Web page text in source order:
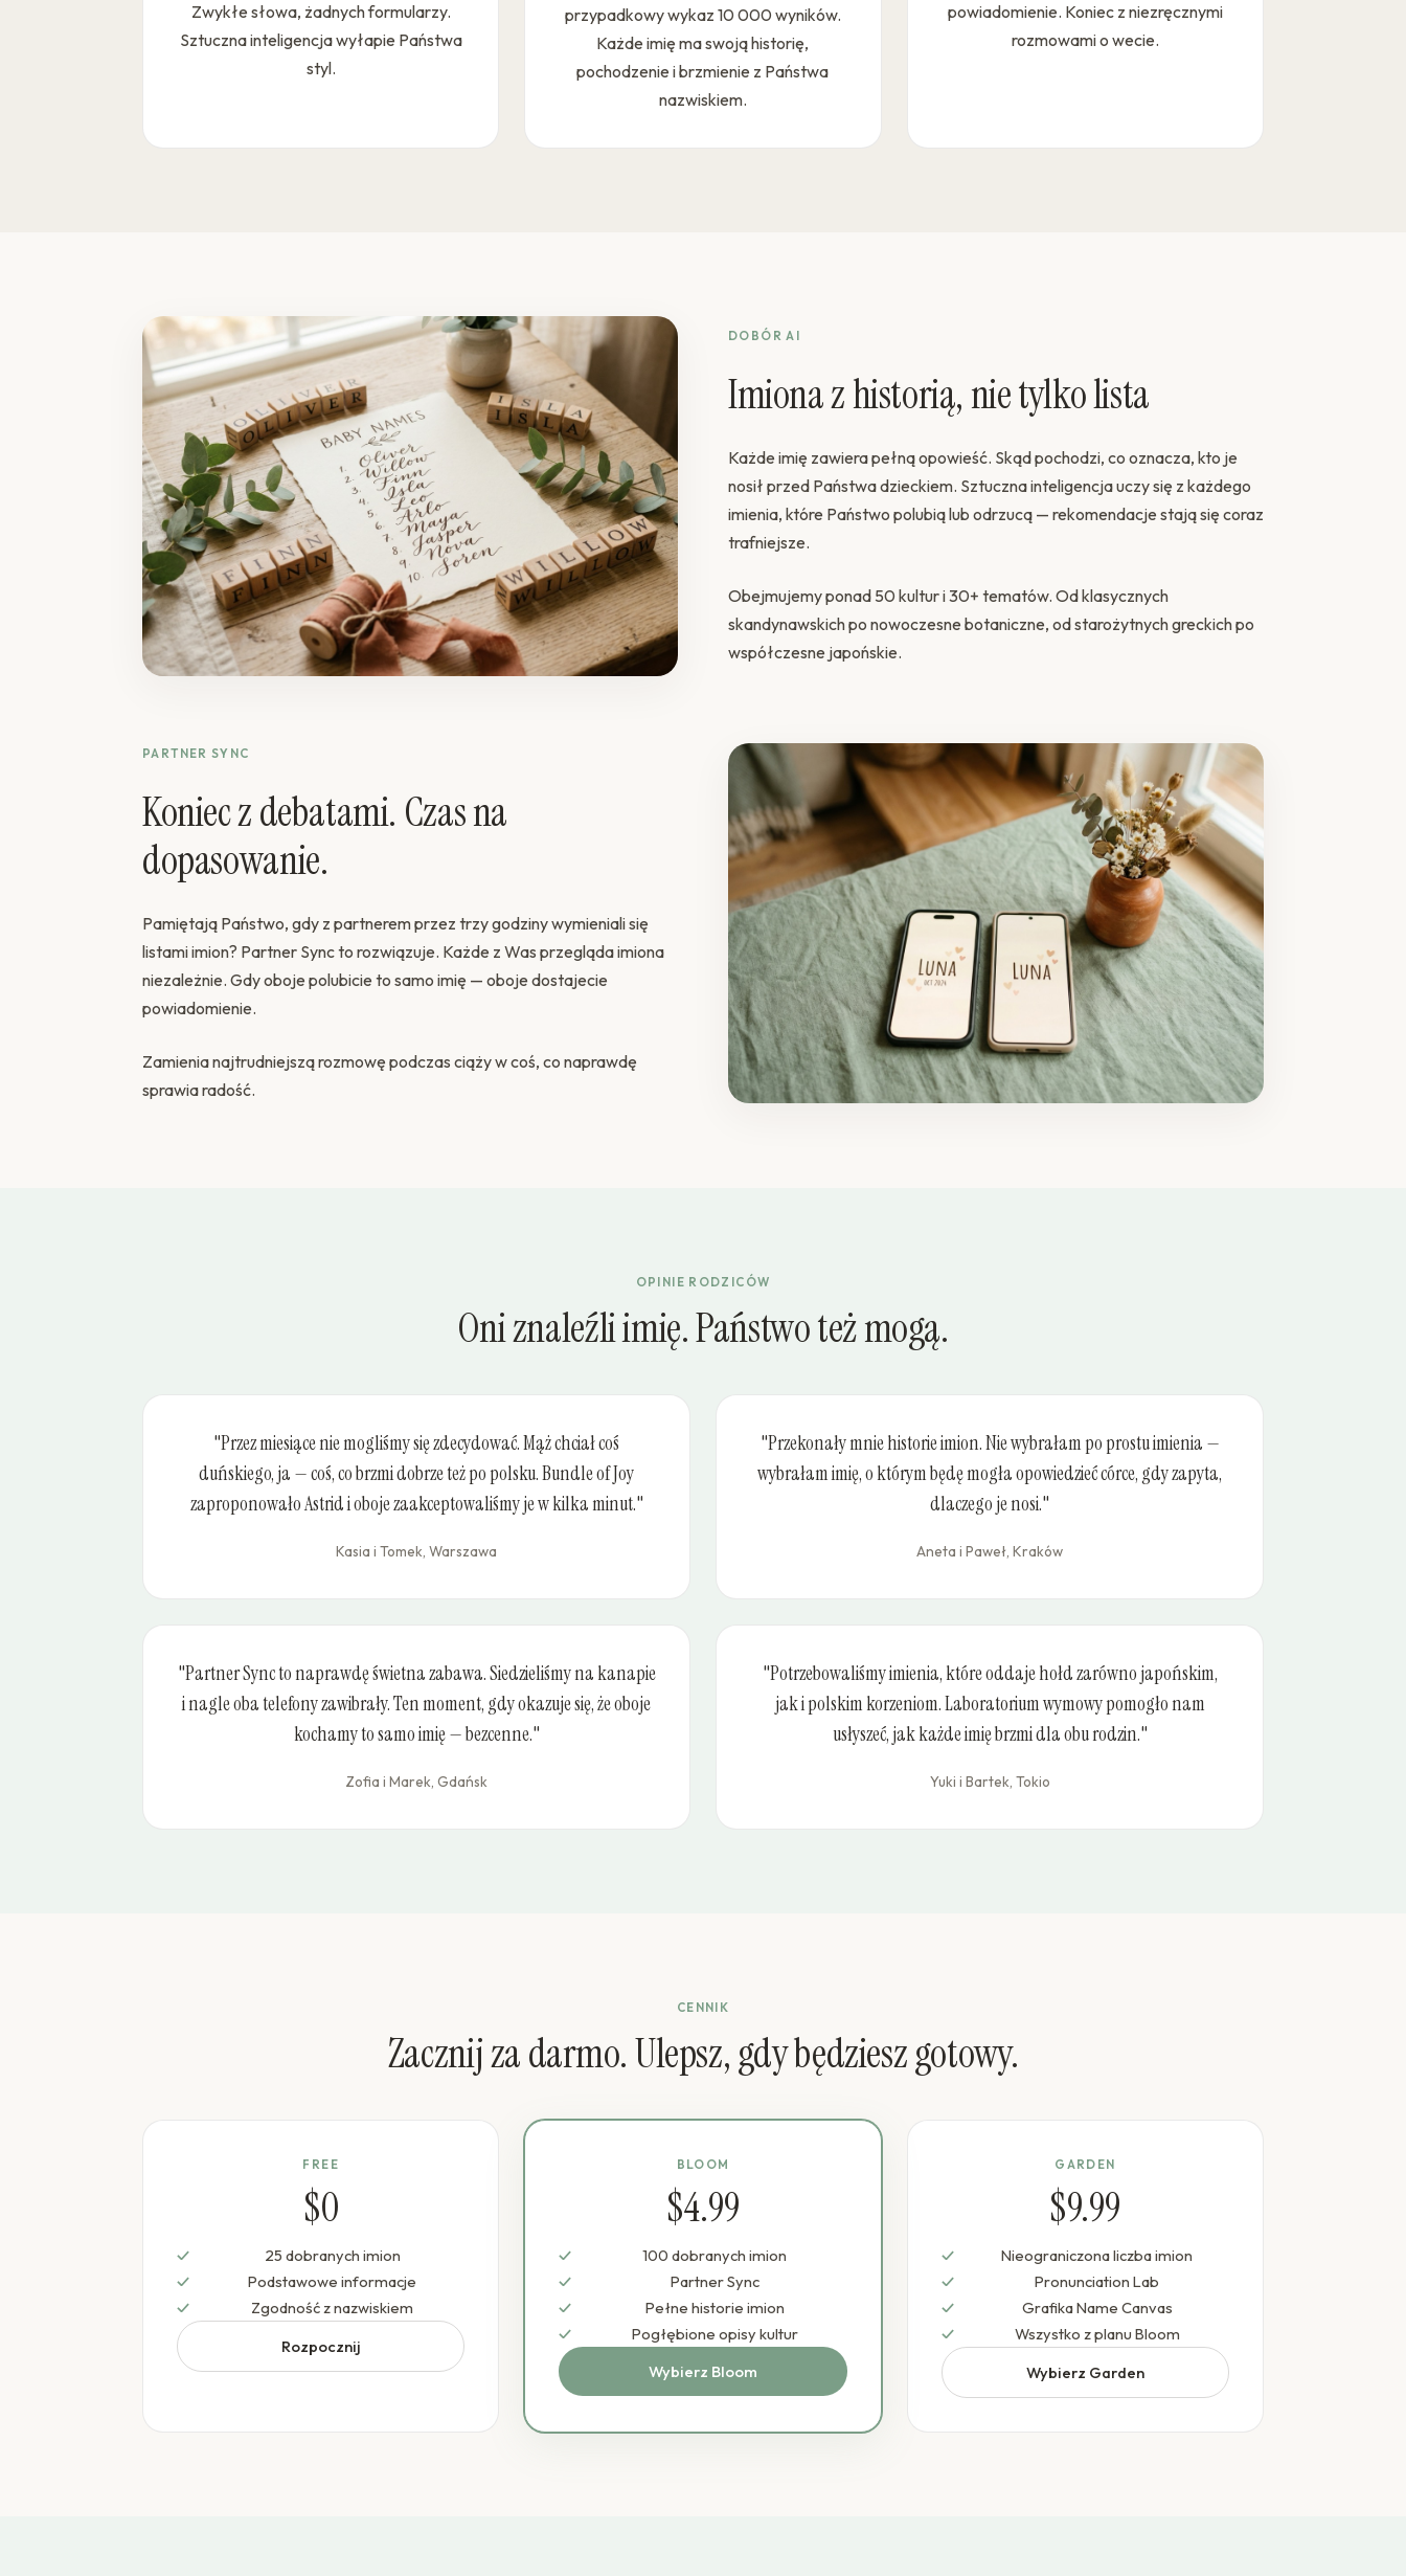
Zwykłe słowa, żadnych formularzy.
Sztuczna inteligencja wyłapie Państwa
styl.
przypadkowy wykaz 10 000 wyników.
Każde imię ma swoją historię,
pochodzenie i brzmienie z Państwa
nazwiskiem.
powiadomienie. Koniec z niezręcznymi
rozmowami o wecie.
DOBÓR AI
Imiona z historią, nie tylko lista
Każde imię zawiera pełną opowieść. Skąd pochodzi, co oznacza, kto je
nosił przed Państwa dzieckiem. Sztuczna inteligencja uczy się z każdego
imienia, które Państwo polubią lub odrzucą — rekomendacje stają się coraz
trafniejsze.
Obejmujemy ponad 50 kultur i 30+ tematów. Od klasycznych
skandynawskich po nowoczesne botaniczne, od starożytnych greckich po
współczesne japońskie.
PARTNER SYNC
Koniec z debatami. Czas na
dopasowanie.
Pamiętają Państwo, gdy z partnerem przez trzy godziny wymieniali się
listami imion? Partner Sync to rozwiązuje. Każde z Was przegląda imiona
niezależnie. Gdy oboje polubicie to samo imię — oboje dostajecie
powiadomienie.
Zamienia najtrudniejszą rozmowę podczas ciąży w coś, co naprawdę
sprawia radość.
OPINIE RODZICÓW
Oni znaleźli imię. Państwo też mogą.
"Przez miesiące nie mogliśmy się zdecydować. Mąż chciał coś
duńskiego, ja — coś, co brzmi dobrze też po polsku. Bundle of Joy
zaproponowało Astrid i oboje zaakceptowaliśmy je w kilka minut."
Kasia i Tomek, Warszawa
"Przekonały mnie historie imion. Nie wybrałam po prostu imienia —
wybrałam imię, o którym będę mogła opowiedzieć córce, gdy zapyta,
dlaczego je nosi."
Aneta i Paweł, Kraków
"Partner Sync to naprawdę świetna zabawa. Siedzieliśmy na kanapie
i nagle oba telefony zawibrały. Ten moment, gdy okazuje się, że oboje
kochamy to samo imię — bezcenne."
Zofia i Marek, Gdańsk
"Potrzebowaliśmy imienia, które oddaje hołd zarówno japońskim,
jak i polskim korzeniom. Laboratorium wymowy pomogło nam
usłyszeć, jak każde imię brzmi dla obu rodzin."
Yuki i Bartek, Tokio
CENNIK
Zacznij za darmo. Ulepsz, gdy będziesz gotowy.
FREE
$0
25 dobranych imion
Podstawowe informacje
Zgodność z nazwiskiem
Rozpocznij
BLOOM
$4.99
100 dobranych imion
Partner Sync
Pełne historie imion
Pogłębione opisy kultur
Wybierz Bloom
GARDEN
$9.99
Nieograniczona liczba imion
Pronunciation Lab
Grafika Name Canvas
Wszystko z planu Bloom
Wybierz Garden